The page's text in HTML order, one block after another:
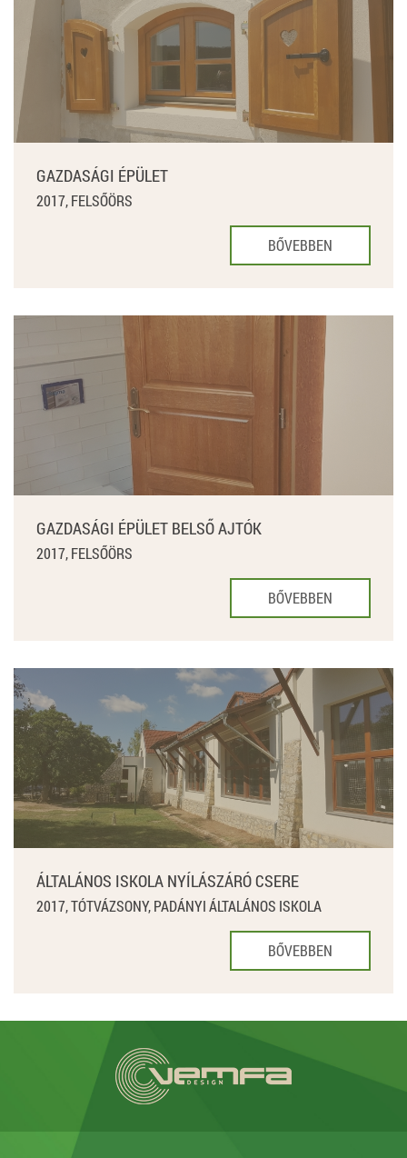
GAZDASÁGI ÉPÜLET
2017, FELSŐÖRS
BŐVEBBEN
GAZDASÁGI ÉPÜLET BELSŐ AJTÓK
2017, FELSŐÖRS
BŐVEBBEN
ÁLTALÁNOS ISKOLA NYÍLÁSZÁRÓ CSERE
2017, TÓTVÁZSONY, PADÁNYI ÁLTALÁNOS ISKOLA
BŐVEBBEN